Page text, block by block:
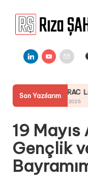
a
Ş
A
H
A
N
Bilgi
Paylaşım
LinkedinYoutube
E-
Mail
Son Yazılarım
DELL I-DRAC
19
Gençlik